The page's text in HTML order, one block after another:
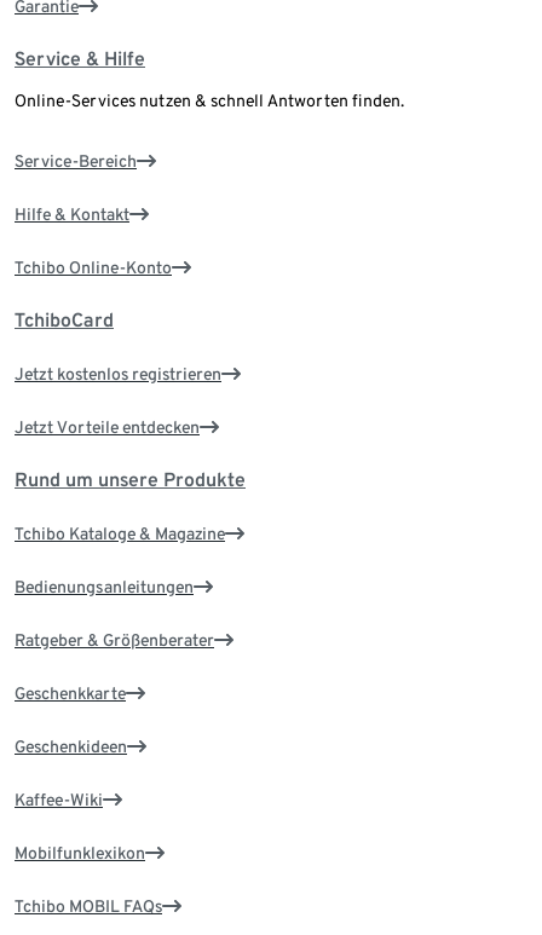
Garantie
Service & Hilfe
Online-Services nutzen & schnell Antworten finden.
Service-Bereich
Hilfe & Kontakt
Tchibo Online-Konto
TchiboCard
Jetzt kostenlos registrieren
Jetzt Vorteile entdecken
Rund um unsere Produkte
Tchibo Kataloge & Magazine
Bedienungsanleitungen
Ratgeber & Größenberater
Geschenkkarte
Geschenkideen
Kaffee-Wiki
Mobilfunklexikon
Tchibo MOBIL FAQs